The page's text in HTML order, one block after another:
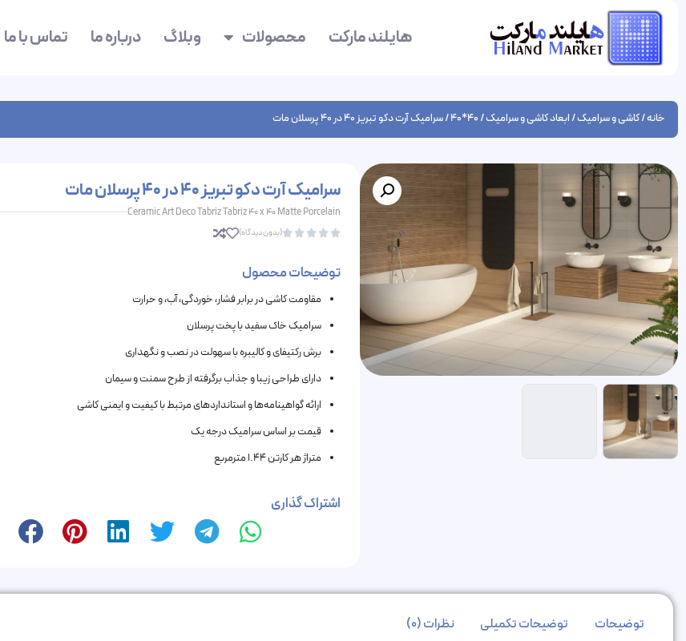
هایلند مارکت محصولات وبلاگ درباره ما تماس با ما
خانه/کاشی و سرامیک/ ابعاد کاشی و سرامیک/
40*40 / سرامیک آرت دکو تبریز 40 در 40 پرسلان مات
سرامیک آرت دکو تبریز 40 در 40 پرسلان مات
Ceramic Art Deco Tabriz Tabriz 40 x 40 Matte Porcelain




(بدون دیدگاه)
توضیحات محصول
مقاومت کاشی در برابر فشار، خوردگی، آب، و حرارت
سرامیک خاک سفید با پخت پرسلان
برش رکتیفای و کالیبره با سهولت در نصب و نگهداری
دارای طراحی زیبا و جذاب برگرفته از طرح سمنت و سیمان
ارائه گواهینامه‌ها و استانداردهای مرتبط با کیفیت و ایمنی کاشی
قیمت بر اساس سرامیک درجه یک
متراژ هر کارتن 1.44 مترمربع
اشتراک گذاری
توضیحات توضیحات تکمیلی نظرات (0)